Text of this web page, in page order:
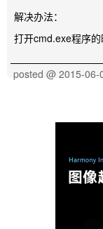
解决办法：
打开cmd.exe程序的
posted @ 2015-06-